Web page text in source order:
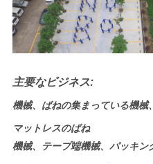
主要なビジネス:
機械、ばねの集まっている機
マットレスのばね
機械、テープ端機械、パッキ